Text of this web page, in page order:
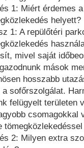
1: Miért érdemes
helyett?
1: A repülőtéri
mivel saját
mások
hosszabb
a sofőrszolgálat.
felügyelt területen
csomagokkal
2: Milyen extra